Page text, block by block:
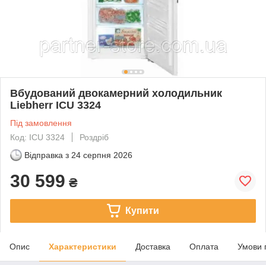
Вбудований двокамерний холодильник
Liebherr ICU 3324
Під замовлення
Код: ICU 3324
Роздріб
Відправка з 24 серпня 2026
30 599 ₴
Купити
Опис Характеристики Доставка Оплата Умови